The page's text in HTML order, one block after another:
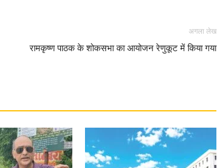
अगला लेख
रामकृष्ण पाठक के शोकसभा का आयोजन रेणुकूट में किया गया